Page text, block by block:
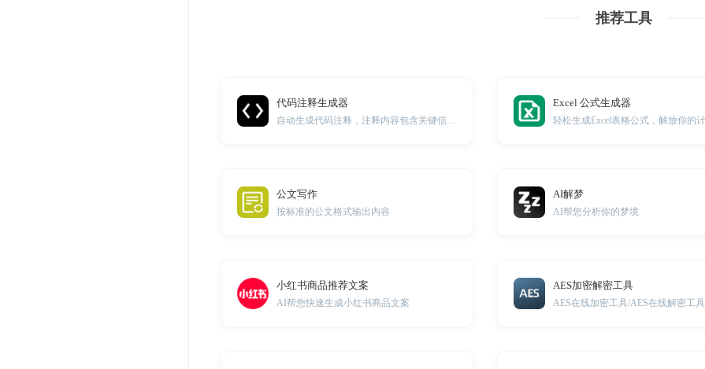
推荐工具
代码注释生成器 Excel 公式生成器
公文写作
按标准的公文格式输出内容
AI解梦
AI帮您分析你的梦境
小红书商品推荐文案
AI帮您快速生成小红书商品文案
AES加密解密工具
AES在线加密工具/AES在线解密工具